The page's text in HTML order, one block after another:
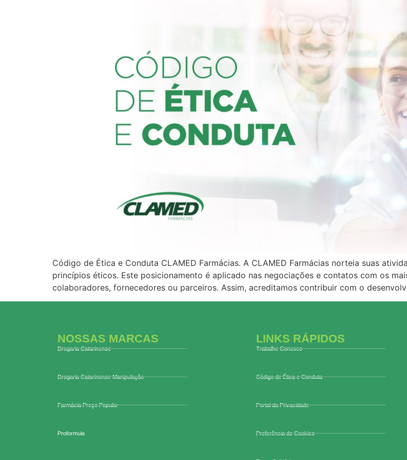
Código de Ética e Conduta CLAMED Farmácias. A CLAMED Farmácias norteia suas
princípios éticos. Este posicionamento é aplicado nas negociações e contatos com os
colaboradores, fornecedores ou parceiros. Assim, acreditamos contribuir com o
NOSSAS MARCAS
Drogaria Catarinense
Drogaria Catarinense Manipulação
Farmácia Preço Popular
Proformula
LINKS RÁPIDOS
Trabalhe Conosco
Código de Ética e Conduta
Portal da Privacidade
Preferência de Cookies